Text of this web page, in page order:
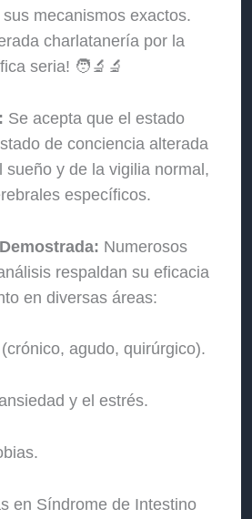
mecanismos exactos.
charlatanería por la
seria! 🧑‍🔬🔬
Se acepta que el estado
de conciencia alterada
sueño y de la vigilia normal,
específicos.
Numerosos
respaldan su eficacia
en diversas áreas:
agudo, quirúrgico).
y el estrés.
en Síndrome de Intestino